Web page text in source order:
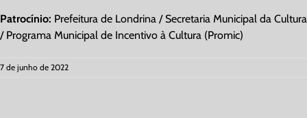
Patrocínio: Prefeitura de Londrina / Secretaria Municipal da Cultura
/ Programa Municipal de Incentivo à Cultura (Promic)
7 de junho de 2022